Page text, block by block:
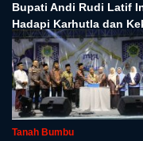
Bupati Andi Rudi Latif
Hadapi Karhutla dan
Tanah Bumbu